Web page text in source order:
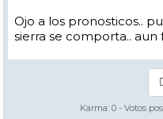
Ojo a los pronosticos..
sierra se comporta..
Karma: 0 - Votos